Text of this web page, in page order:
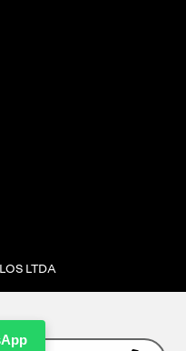
LTDA
fazemos uso de